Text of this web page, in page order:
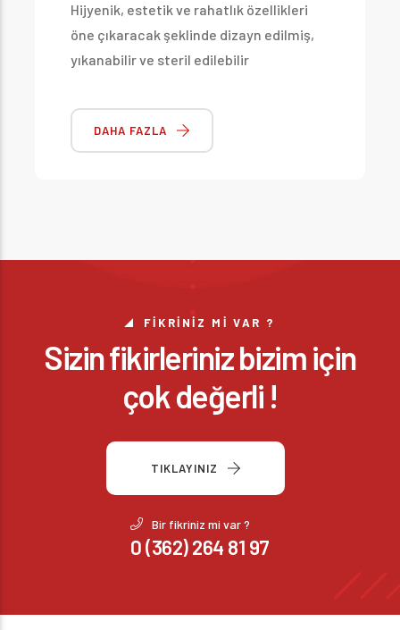
Hijyenik, estetik ve rahatlık özellikleri
öne çıkaracak şeklinde dizayn edilmiş,
yıkanabilir ve steril edilebilir
DAHA FAZLA
FIKRINIZ MI VAR ?
Sizin fikirleriniz bizim için
çok değerli !
TIKLAYINIZ
Bir fikriniz mi var ?
0 (362) 264 81 97